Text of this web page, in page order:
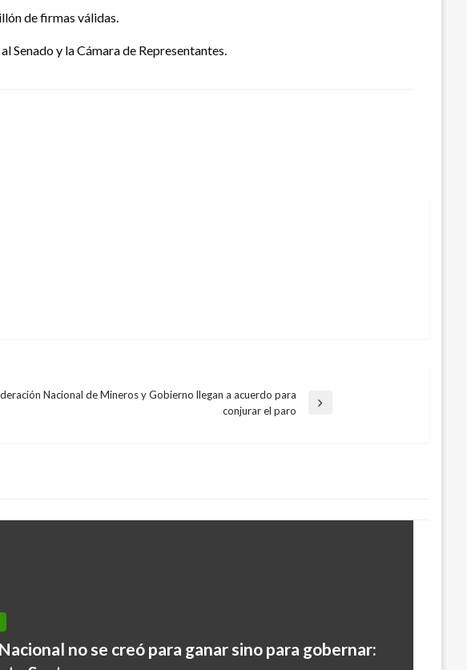
de firmas válidas.
Senado y la Cámara de Representantes.
Nacional de Mineros y Gobierno llegan a acuerdo para
conjurar el paro
no se creó para ganar sino para gobernar:
aplaude avance del proyecto de cadena